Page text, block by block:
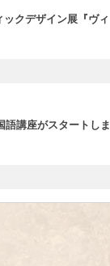
クデザイン展『ヴィ
語講座がスタートしま